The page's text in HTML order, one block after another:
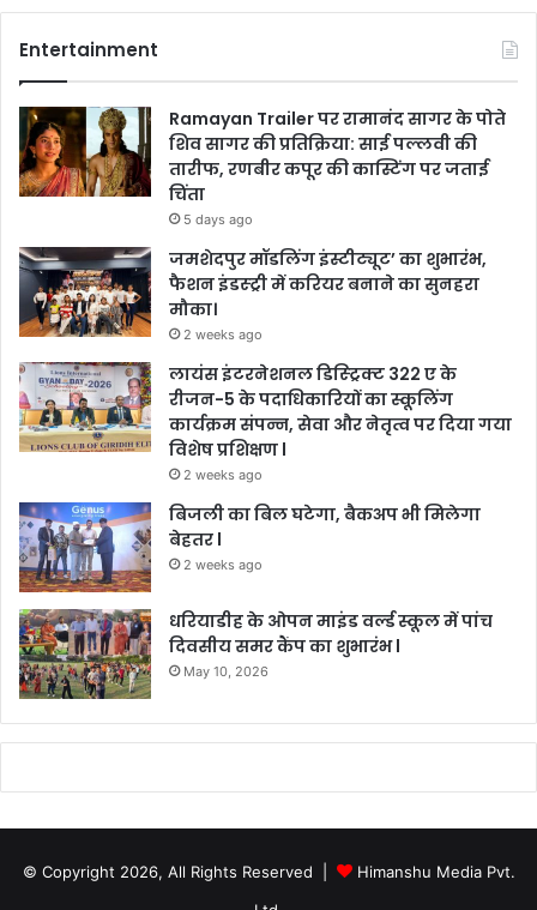
Entertainment
Ramayan Trailer पर रामानंद सागर के पोते
शिव सागर की प्रतिक्रिया: साई पल्लवी की
तारीफ, रणबीर कपूर की कास्टिंग पर जताई
चिंता
5 days ago
जमशेदपुर मॉडलिंग इंस्टीट्यूट’ का शुभारंभ,
फैशन इंडस्ट्री में करियर बनाने का सुनहरा
मौका।
2 weeks ago
लायंस इंटरनेशनल डिस्ट्रिक्ट 322 ए के
रीजन-5 के पदाधिकारियों का स्कूलिंग
कार्यक्रम संपन्न, सेवा और नेतृत्व पर दिया गया
विशेष प्रशिक्षण l
2 weeks ago
बिजली का बिल घटेगा, बैकअप भी मिलेगा
बेहतर l
2 weeks ago
धरियाडीह के ओपन माइंड वर्ल्ड स्कूल में पांच
दिवसीय समर कैंप का शुभारंभ l
May 10, 2026
© Copyright 2026, All Rights Reserved |
Himanshu Media Pvt.